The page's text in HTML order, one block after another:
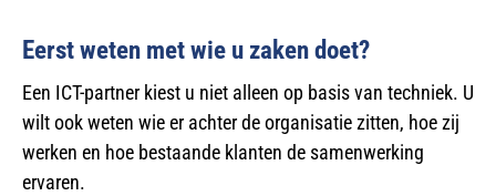
Eerst weten met wie u zaken doet?
Een ICT-partner kiest u niet alleen op basis van techniek. U
wilt ook weten wie er achter de organisatie zitten, hoe zij
werken en hoe bestaande klanten de samenwerking
ervaren.